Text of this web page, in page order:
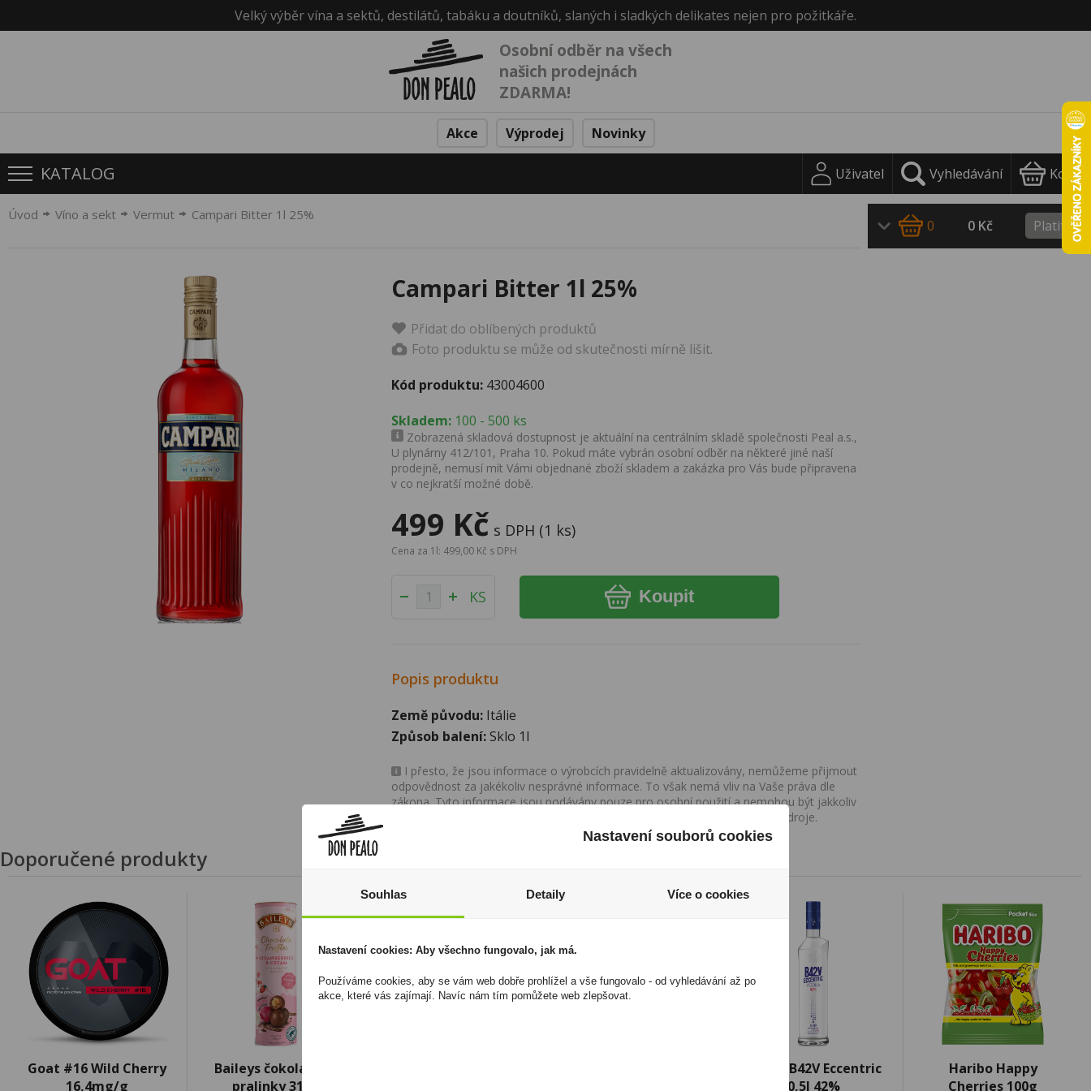
Velký výběr vína a sektů, destilátů, tabáku a doutníků, slaných i sladkých delikates nejen pro požitkáře.
Osobní odběr na všech
našich prodejnách
ZDARMA!
Akce Výprodej Novinky
KATALOG Uživatel Vyhledávání Košík
Úvod Víno a sekt Vermut Campari Bitter 1l 25%
Campari Bitter 1l 25%
Přidat do oblíbených produktů
Foto produktu se může od skutečnosti mírně lišit.
Kód produktu: 43004600
Skladem: 100 - 500 ks
Zobrazená skladová dostupnost je aktuální na centrálním skladě společnosti Peal a.s.,
U plynárny 412/101, Praha 10. Pokud máte vybrán osobní odběr na některé jiné naší
prodejně, nemusí mít Vámi objednané zboží skladem a zakázka pro Vás bude připravena
v co nejkratší možné době.
499 Kč s DPH (1 ks)
Cena za 1l: 499,00 Kč s DPH
KS Koupit
Popis produktu
Země původu: Itálie
Způsob balení:Sklo 1l
I přesto, že jsou informace o výrobcích pravidelně aktualizovány, nemůžeme přijmout
odpovědnost za jakékoliv nesprávné informace. To však nemá vliv na Vaše práva dle
zákona. Tyto informace jsou podávány pouze pro osobní použití a nemohou být jakkoliv
kopírovány bez předchozího souhlasu DonPealo ani bez řádného uvedení zdroje.
0 0 Kč Platit
Doporučené produkty
Goat #16 Wild Cherry
16,4mg/g
Baileys čokoládové
pralinky 318g
Vodka B42V Eccentric
0,5l 42%
Haribo Happy
Cherries 100g
Nastavení souborů cookies
Souhlas Detaily Více o cookies
Nastavení cookies: Aby všechno fungovalo, jak má.
Používáme cookies, aby se vám web dobře prohlížel a vše fungovalo - od vyhledávání až po
akce, které vás zajímají. Navíc nám tím pomůžete web zlepšovat.